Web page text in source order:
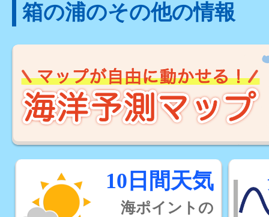
箱の浦のその他の情報
10日間天気
海ポイントの